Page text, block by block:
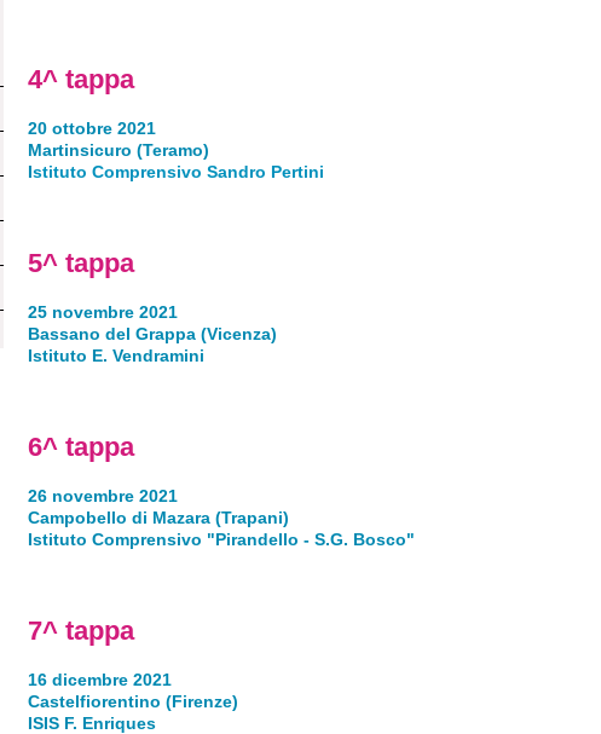
4^ tappa
20 ottobre 2021
Martinsicuro (Teramo)
Istituto Comprensivo Sandro Pertini
5^ tappa
25 novembre 2021
Bassano del Grappa (Vicenza)
Istituto E. Vendramini
6^ tappa
26 novembre 2021
Campobello di Mazara (Trapani)
Istituto Comprensivo "Pirandello - S.G. Bosco"
7^ tappa
16 dicembre 2021
Castelfiorentino (Firenze)
ISIS F. Enriques